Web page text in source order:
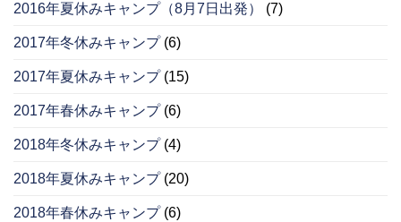
2016年夏休みキャンプ（8月7日出発） (7)
2017年冬休みキャンプ(6)
2017年夏休みキャンプ(15)
2017年春休みキャンプ(6)
2018年冬休みキャンプ(4)
2018年夏休みキャンプ(20)
2018年春休みキャンプ(6)